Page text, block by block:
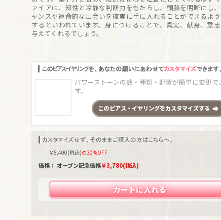
ァイアは、知性と冷静な判断力をもたらし、頭脳を明晰にし
ャンスや運命的な出会いを確実に手に入れることができるよ
するといわれています。身につけることで、真実、献身、意
与えてくれるでしょう。
パワーストーンの数・種類・配置が簡単に変更で
す。
このピアス・イヤリングをカスタマイズする
￥5,400(税込)の30%OFF
価格： オープン記念価格￥3,780(税込)
カートに入れる